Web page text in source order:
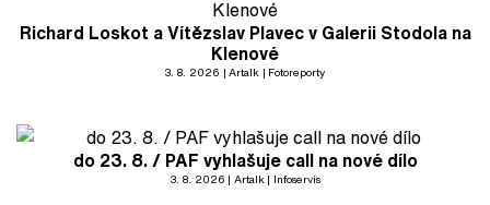
Richard Loskot a Vítězslav Plavec v Galerii Stodola na
Klenové
3. 8. 2026 Artalk Fotoreporty
do 23. 8. / PAF vyhlašuje call na nové dílo
3. 8. 2026 Artalk Infoservis